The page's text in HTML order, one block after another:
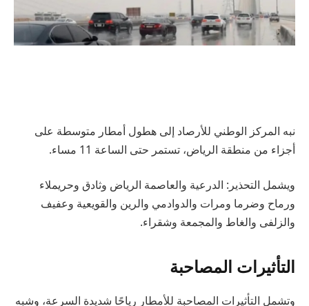
نبه المركز الوطني للأرصاد إلى هطول أمطار متوسطة على
أجزاء من منطقة الرياض، تستمر حتى الساعة 11 مساء.
ويشمل التحذير: الدرعية والعاصمة الرياض وثادق وحريملاء
ورماح وضرما ومرات والدوادمي والرين والقويعية وعفيف
والزلفى والغاط والمجمعة وشقراء.
التأثيرات المصاحبة
وتشمل التأثيرات المصاحبة للأمطار رياحًا شديدة السرعة، وشبه